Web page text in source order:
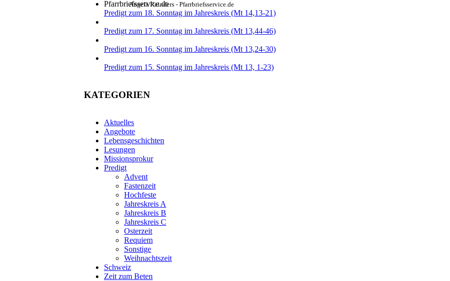
Angela Reinders - Pfarrbriefsservice.de
Predigt zum 18. Sonntag im Jahreskreis (Mt 14,13-21)
Predigt zum 17. Sonntag im Jahreskreis (Mt 13,44-46)
Predigt zum 16. Sonntag im Jahreskreis (Mt 13,24-30)
Predigt zum 15. Sonntag im Jahreskreis (Mt 13, 1-23)
KATEGORIEN
Aktuelles
Angebote
Lebensgeschichten
Lesungen
Missionsprokur
Predigt
Advent
Fastenzeit
Hochfeste
Jahreskreis A
Jahreskreis B
Jahreskreis C
Osterzeit
Requiem
Sonstige
Weihnachtszeit
Schweiz
Zeit zum Beten